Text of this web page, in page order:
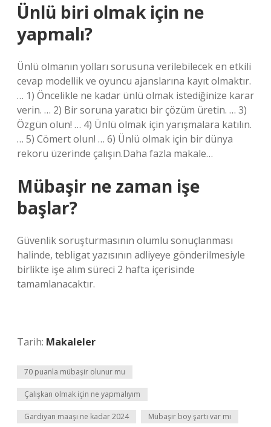
Ünlü biri olmak için ne
yapmalı?
Ünlü olmanın yolları sorusuna verilebilecek en etkili
cevap modellik ve oyuncu ajanslarına kayıt olmaktır.
… 1) Öncelikle ne kadar ünlü olmak istediğinize karar
verin. … 2) Bir soruna yaratıcı bir çözüm üretin. … 3)
Özgün olun! … 4) Ünlü olmak için yarışmalara katılın.
… 5) Cömert olun! … 6) Ünlü olmak için bir dünya
rekoru üzerinde çalışın.Daha fazla makale…
Mübaşir ne zaman işe
başlar?
Güvenlik soruşturmasının olumlu sonuçlanması
halinde, tebligat yazısının adliyeye gönderilmesiyle
birlikte işe alım süreci 2 hafta içerisinde
tamamlanacaktır.
Tarih: Makaleler
70 puanla mübaşir olunur mu
Çalışkan olmak için ne yapmalıyım
Gardiyan maaşı ne kadar 2024 Mübaşir boy şartı var mı